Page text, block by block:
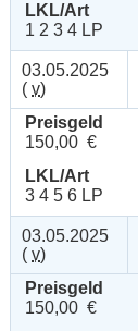
LKL/Art
1 2 3 4 LP
03.05.2025
( v)
Preisgeld
150,00 €
LKL/Art
3 4 5 6 LP
03.05.2025
( v)
Preisgeld
150,00 €